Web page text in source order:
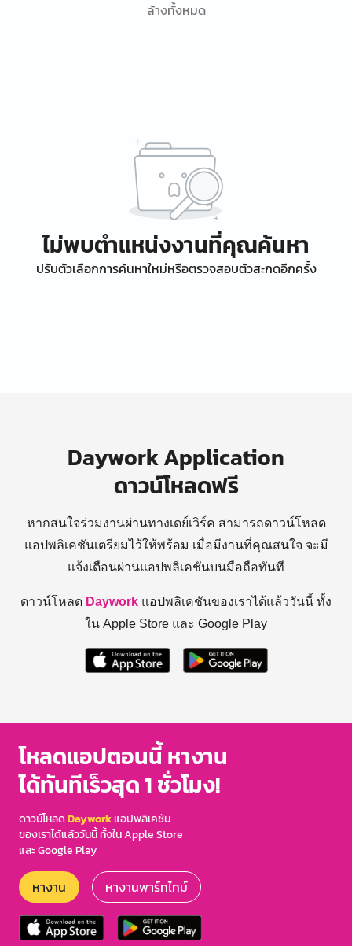
ล้างทั้งหมด
ไม่พบตำแหน่งงานที่คุณค้นหา
ปรับตัวเลือกการค้นหาใหม่หรือตรวจสอบตัวสะกดอีกครั้ง
Daywork Application
ดาวน์โหลดฟรี
หากสนใจร่วมงานผ่านทางเดย์เวิร์ค สามารถดาวน์โหลด
แอปพลิเคชันเตรียมไว้ให้พร้อม เมื่อมีงานที่คุณสนใจ จะมี
แจ้งเตือนผ่านแอปพลิเคชันบนมือถือทันที
ดาวน์โหลด Daywork แอปพลิเคชันของเราได้แล้ววันนี้ ทั้ง
ใน Apple Store และ Google Play
โหลดแอปตอนนี้ หางาน
ได้ทันทีเร็วสุด 1 ชั่วโมง!
ดาวน์โหลดDayworkแอปพลิเคชัน
ของเราได้แล้ววันนี้ ทั้งใน Apple Store
และ Google Play
หางาน หางานพาร์ทไทม์